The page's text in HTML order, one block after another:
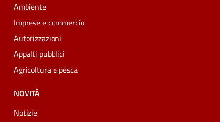
Ambiente
Imprese e commercio
Autorizzazioni
Appalti pubblici
Agricoltura e pesca
NOVITÀ
Notizie